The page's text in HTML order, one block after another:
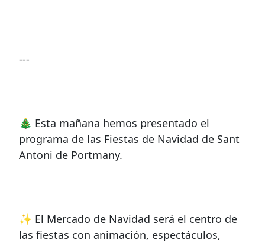
---
🎄 Esta mañana hemos presentado el
programa de las Fiestas de Navidad de Sant
Antoni de Portmany.
✨ El Mercado de Navidad será el centro de
las fiestas con animación, espectáculos,